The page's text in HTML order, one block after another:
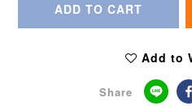
ADD TO CART
Add to
Share